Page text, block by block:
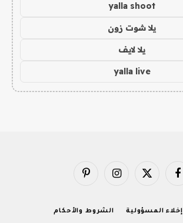
yalla shoot
يلا شوت زون
يلا لايف
yalla live
فيسبوك X
الانستغرامبينتيريست
إخلاء المسؤولية الشروط والأحكام